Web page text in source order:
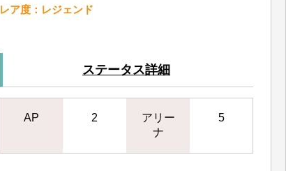
レア度：レジェンド
ステータス詳細
AP 2
アリー
ナ
5